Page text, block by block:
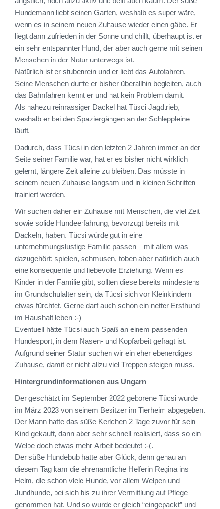
Hundemann liebt seinen Garten, weshalb es super wäre,
wenn es in seinem neuen Zuhause wieder einen gäbe. Er
liegt dann zufrieden in der Sonne und chillt, überhaupt ist er
ein sehr entspannter Hund, der aber auch gerne mit seinen
Menschen in der Natur unterwegs ist.
Natürlich ist er stubenrein und er liebt das Autofahren.
Seine Menschen durfte er bisher überallhin begleiten, auch
das Bahnfahren kennt er und hat kein Problem damit.
Als nahezu reinrassiger Dackel hat Tüsci Jagdtrieb,
weshalb er bei den Spaziergängen an der Schleppleine
läuft.
Dadurch, dass Tücsi in den letzten 2 Jahren immer an der
Seite seiner Familie war, hat er es bisher nicht wirklich
gelernt, längere Zeit alleine zu bleiben. Das müsste in
seinem neuen Zuhause langsam und in kleinen Schritten
trainiert werden.
Wir suchen daher ein Zuhause mit Menschen, die viel Zeit
sowie solide Hundeerfahrung, bevorzugt bereits mit
Dackeln, haben. Tücsi würde gut in eine
unternehmungslustige Familie passen – mit allem was
dazugehört: spielen, schmusen, toben aber natürlich auch
eine konsequente und liebevolle Erziehung. Wenn es
Kinder in der Familie gibt, sollten diese bereits mindestens
im Grundschulalter sein, da Tücsi sich vor Kleinkindern
etwas fürchtet. Gerne darf auch schon ein netter Ersthund
im Haushalt leben :-).
Eventuell hätte Tücsi auch Spaß an einem passenden
Hundesport, in dem Nasen- und Kopfarbeit gefragt ist.
Aufgrund seiner Statur suchen wir ein eher ebenerdiges
Zuhause, damit er nicht allzu viel Treppen steigen muss.
Hintergrundinformationen aus Ungarn
Der geschätzt im September 2022 geborene Tücsi wurde
im März 2023 von seinem Besitzer im Tierheim abgegeben.
Der Mann hatte das süße Kerlchen 2 Tage zuvor für sein
Kind gekauft, dann aber sehr schnell realisiert, dass so ein
Welpe doch etwas mehr Arbeit bedeutet :-(.
Der süße Hundebub hatte aber Glück, denn genau an
diesem Tag kam die ehrenamtliche Helferin Regina ins
Heim, die schon viele Hunde, vor allem Welpen und
Jundhunde, bei sich bis zu ihrer Vermittlung auf Pflege
genommen hat. Und so wurde er gleich “eingepackt” und